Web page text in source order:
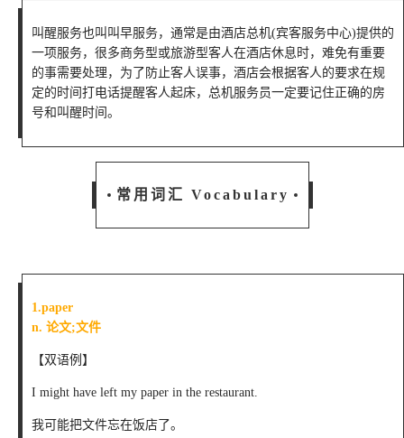
叫醒服务也叫叫早服务，通常是由酒店总机(宾客服务中心)提供的
一项服务，很多商务型或旅游型客人在酒店休息时，难免有重要
的事需要处理，为了防止客人误事，酒店会根据客人的要求在规
定的时间打电话提醒客人起床，总机服务员一定要记住正确的房
号和叫醒时间。
常用词汇 Vocabulary
1.paper
n. 论文;文件
【双语例】
I might have left my paper in the restaurant.
我可能把文件忘在饭店了。